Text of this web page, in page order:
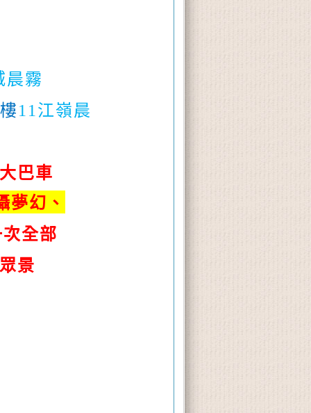
晨霧
11江嶺晨
巴車
夢幻、
全部
景